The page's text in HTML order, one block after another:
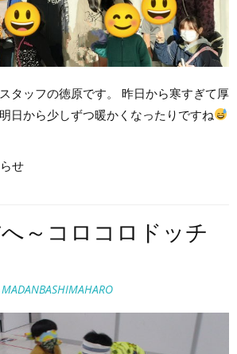
タッフの徳原です。 昨日から寒すぎて厚
日から少しずつ暖かくなったりですね
せ
～コロコロドッチ
MADANBASHIMAHARO